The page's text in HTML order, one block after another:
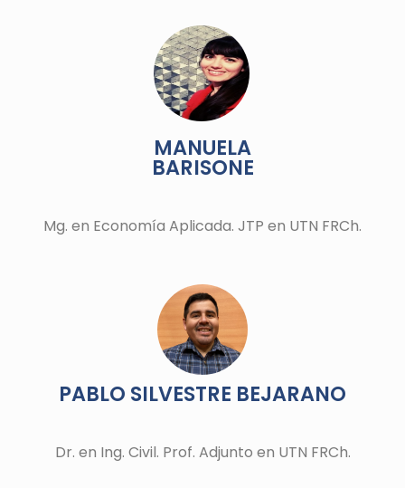
MANUELA
BARISONE
Mg. en Economía Aplicada. JTP en UTN FRCh.
PABLO SILVESTRE BEJARANO
Dr. en Ing. Civil. Prof. Adjunto en UTN FRCh.